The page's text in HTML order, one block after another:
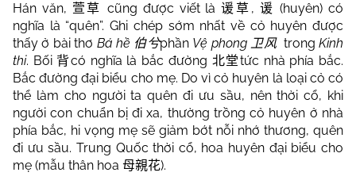
Hán văn, 萱草 cũng được viết là 谖草 , 谖 (huyên) có
nghĩa là “quên”. Ghi chép sớm nhất về cỏ huyên được
thấy ở bài thơ Bá hề 伯兮phần Vệ phong 卫风trong Kinh
thi. Bối 背có nghĩa là bắc đường 北堂tức nhà phía bắc.
Bắc đường đại biểu cho mẹ. Do vì cỏ huyên là loại cỏ có
thể làm cho người ta quên đi ưu sầu, nên thời cổ, khi
người con chuẩn bị đi xa, thường trồng cỏ huyên ở nhà
phía bắc, hi vọng mẹ sẽ giảm bớt nỗi nhớ thương, quên
đi ưu sầu. Trung Quốc thời cổ, hoa huyên đại biểu cho
mẹ (mẫu thân hoa 母親花).